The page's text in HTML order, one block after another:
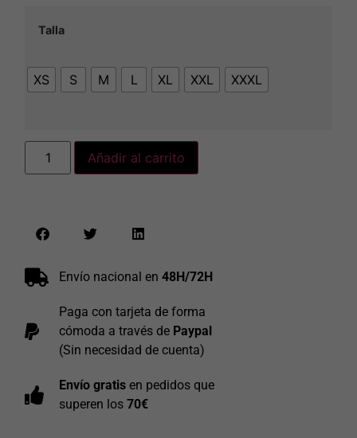
Talla
XS S M L XL XXL XXXL
Añadir al carrito
Envío nacional en 48H/72H
Paga con tarjeta de forma
cómoda a través de Paypal
(Sin necesidad de cuenta)
Envío gratis en pedidos que
superen los 70€